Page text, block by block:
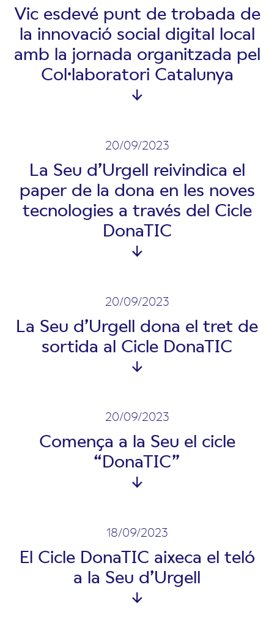
Vic esdevé punt de trobada de
la innovació social digital local
amb la jornada organitzada pel
Col·laboratori Catalunya
20/09/2023
La Seu d’Urgell reivindica el
paper de la dona en les noves
tecnologies a través del Cicle
DonaTIC
20/09/2023
La Seu d’Urgell dona el tret de
sortida al Cicle DonaTIC
20/09/2023
Comença a la Seu el cicle
“DonaTIC”
18/09/2023
El Cicle DonaTIC aixeca el teló
a la Seu d’Urgell